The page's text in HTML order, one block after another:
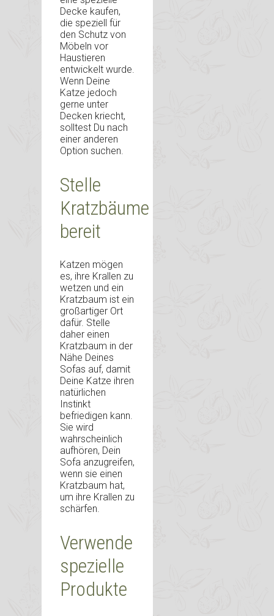
Decke kaufen,
die speziell für
den Schutz von
Möbeln vor
Haustieren
entwickelt wurde.
Wenn Deine
Katze jedoch
gerne unter
Decken kriecht,
solltest Du nach
einer anderen
Option suchen.
Stelle
Kratzbäume
bereit
Katzen mögen
es, ihre Krallen zu
wetzen und ein
Kratzbaum ist ein
großartiger Ort
dafür. Stelle
daher einen
Kratzbaum in der
Nähe Deines
Sofas auf, damit
Deine Katze ihren
natürlichen
Instinkt
befriedigen kann.
Sie wird
wahrscheinlich
aufhören, Dein
Sofa anzugreifen,
wenn sie einen
Kratzbaum hat,
um ihre Krallen zu
schärfen.
Verwende
spezielle
Produkte